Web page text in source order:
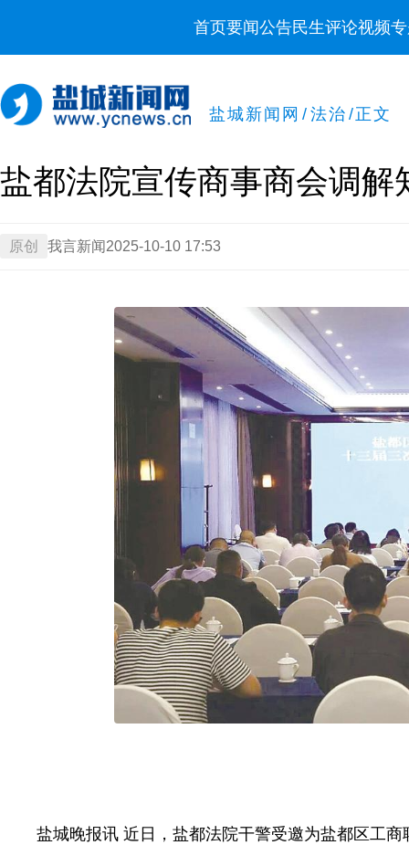
首页要闻公告民生评论视频
盐城新闻网 / 法治 /正文
盐都法院宣传商事商会调解
原创 我言新闻 2025-10-10 17:53
盐城晚报讯 近日，盐都法院干警受邀为盐都区工